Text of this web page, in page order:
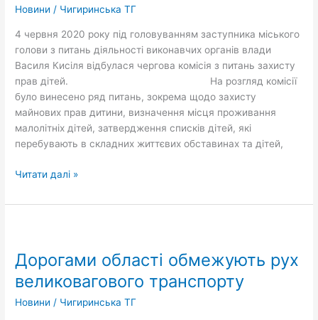
Новини / Чигиринська ТГ
4 червня 2020 року під головуванням заступника міського
голови з питань діяльності виконавчих органів влади
Василя Кисіля відбулася чергова комісія з питань захисту
прав дітей. На розгляд комісії
було винесено ряд питань, зокрема щодо захисту
майнових прав дитини, визначення місця проживання
малолітніх дітей, затвердження списків дітей, які
перебувають в складних життєвих обставинах та дітей,
Читати далі »
Дорогами області обмежують рух
великовагового транспорту
Новини / Чигиринська ТГ
обмежують
великовагового
транспорту